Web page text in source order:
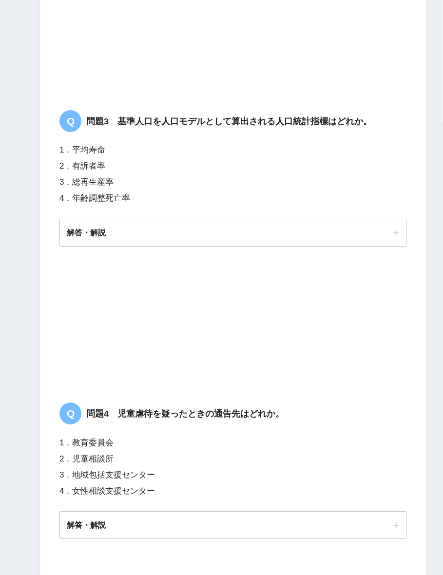
問題3 基準人口を人口モデルとして算出される人口統計指標はどれか。
1．平均寿命
2．有訴者率
3．総再生産率
4．年齢調整死亡率
解答・解説
問題4 児童虐待を疑ったときの通告先はどれか。
1．教育委員会
2．児童相談所
3．地域包括支援センター
4．女性相談支援センター
解答・解説